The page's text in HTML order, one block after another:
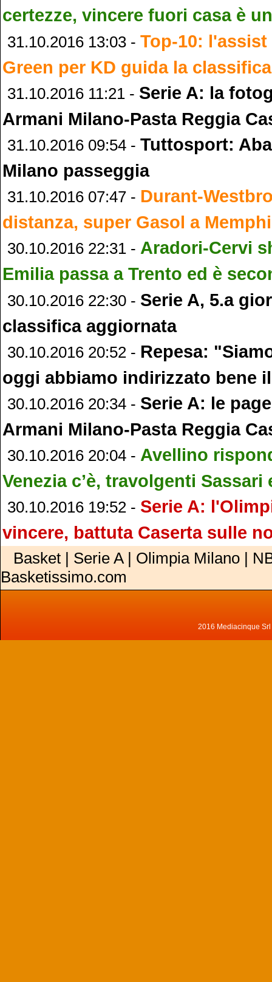
certezze, vincere fuori casa è
31.10.2016 13:03 - Top-10:
Green per KD guida la
31.10.2016 11:21 - Serie A: la
Armani Milano-Pasta Reggia
31.10.2016 09:54 - Tuttosport:
Milano passeggia
31.10.2016 07:47 - Durant-
distanza, super Gasol a
30.10.2016 22:31 - Aradori-Cervi
Emilia passa a Trento ed è
30.10.2016 22:30 - Serie A, 5.a
classifica aggiornata
30.10.2016 20:52 - Repesa:
oggi abbiamo indirizzato bene
30.10.2016 20:34 - Serie A: le
Armani Milano-Pasta Reggia
30.10.2016 20:04 - Avellino
Venezia c’è, travolgenti Sassari
30.10.2016 19:52 - Serie A:
vincere, battuta Caserta sulle
Basket | Serie A | Olimpia Milano |
Basketissimo.com
2016 Mediacinque Srl